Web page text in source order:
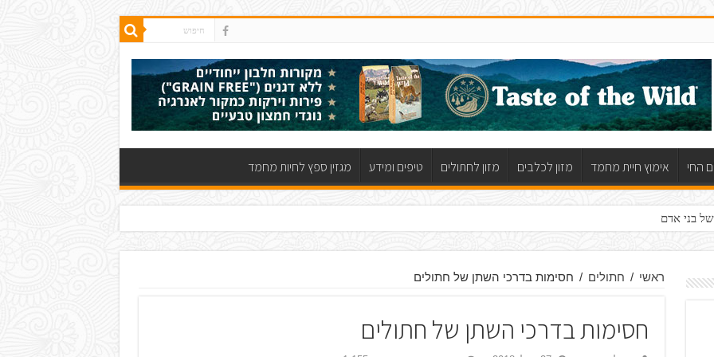
החי אימוץ חיית מחמד מזון לכלבים מזון לחתולים טיפים ומידע מגזין ספץ לחיות מחמד
בני אדם
ולא היה לכם את מי לשאול
ראשי / חתולים / חסימות בדרכי השתן של חתולים
חסימות בדרכי השתן של חתולים